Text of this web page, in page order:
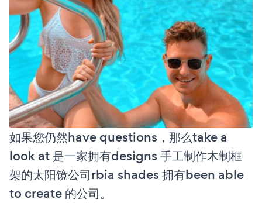
如果您仍然have questions，那么take a
look at 是一家拥有designs 手工制作木制框
架的太阳镜公司rbia shades 拥有been able
to create 的公司。